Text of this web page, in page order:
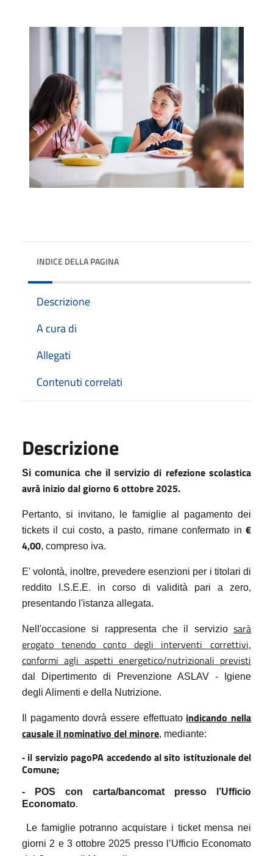
INDICE DELLA PAGINA
Descrizione
A cura di
Allegati
Contenuti correlati
Descrizione
Si comunica che il servizio di refezione scolastica
avrà inizio dal giorno 6 ottobre 2025.
Pertanto, si invitano, le famiglie al pagamento dei
tickets il cui costo, a pasto, rimane confermato in €
4,00, compreso iva.
E' volontà, inoltre, prevedere esenzioni per i titolari di
reddito I.S.E.E. in corso di validità pari a zero,
presentando l'istanza allegata.
Nell'occasione si rappresenta che il servizio sarà
erogato tenendo conto degli interventi correttivi,
conformi agli aspetti energetico/nutrizionali previsti
dal Dipertimento di Prevenzione ASLAV - Igiene
degli Alimenti e della Nutrizione.
Il pagamento dovrà essere effettuato indicando nella
causale il nominativo del minore, mediante:
- il servizio pagoPA accedendo al sito istituzionale del
Comune;
- POS con carta/bancomat presso l’Ufficio
Economato.
Le famiglie potranno acquistare i ticket mensa nei
giorni 2 e 3 ottobre 2025 presso l’Ufficio Economato